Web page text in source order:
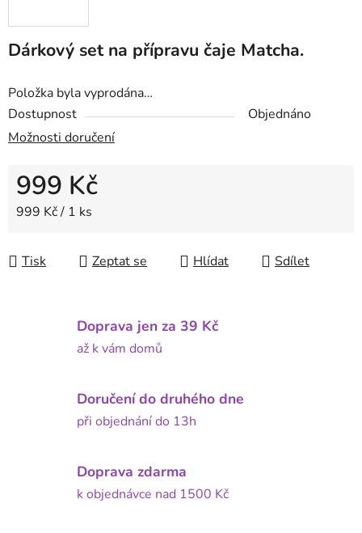
Dárkový set na přípravu čaje Matcha.
Položka byla vyprodána…
Dostupnost
Objednáno
Možnosti doručení
999 Kč
Měrná cena:
999 Kč / 1 ks
Tisk Zeptat se Hlídat Sdílet
Doprava jen za 39 Kč
až k vám domů
Doručení do druhého dne
při objednání do 13h
Doprava zdarma
k objednávce nad 1500 Kč